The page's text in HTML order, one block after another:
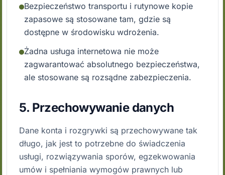
Bezpieczeństwo transportu i rutynowe kopie
zapasowe są stosowane tam, gdzie są
dostępne w środowisku wdrożenia.
Żadna usługa internetowa nie może
zagwarantować absolutnego bezpieczeństwa,
ale stosowane są rozsądne zabezpieczenia.
5. Przechowywanie danych
Dane konta i rozgrywki są przechowywane tak
długo, jak jest to potrzebne do świadczenia
usługi, rozwiązywania sporów, egzekwowania
umów i spełniania wymogów prawnych lub